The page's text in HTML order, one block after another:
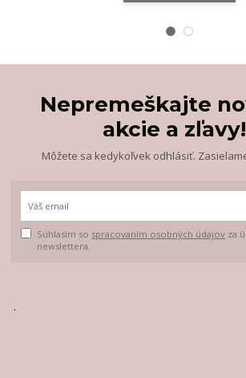
Nepremeškajte
akcie a zľavy!
Môžete sa kedykoľvek odhlásiť.
Súhlasím so spracovaním osobných údajov za
newslettera.
.